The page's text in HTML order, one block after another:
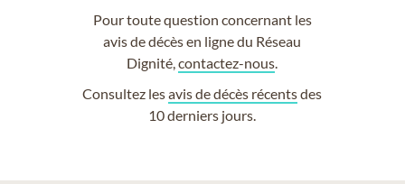
Pour toute question concernant les
avis de décès en ligne du Réseau
Dignité,contactez-nous
Consultez lesavis de décès récentsdes
10 derniers jours.